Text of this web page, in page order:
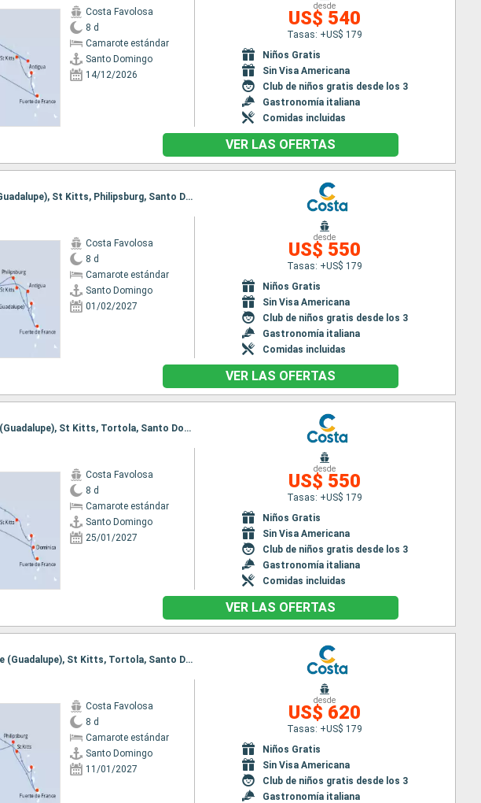
Costa Favolosa
8 d
Camarote estándar
Santo Domingo
14/12/2026
desde
US$ 540
Tasas: +US$ 179
Niños Gratis
Sin Visa Americana
Club de niños gratis desde los 3
Gastronomía italiana
Comidas incluidas
VER LAS OFERTAS
Itinerario : Santo Domingo, Antigua, Fort-de-France, Pointe a pitre (Guadalupe), St Kitts, Philipsburg, Santo Domingo
Costa Favolosa
8 d
Camarote estándar
Santo Domingo
01/02/2027
desde
US$ 550
Tasas: +US$ 179
Niños Gratis
Sin Visa Americana
Club de niños gratis desde los 3
Gastronomía italiana
Comidas incluidas
VER LAS OFERTAS
Itinerario : Santo Domingo, Dominica, Fort-de-France, Pointe a pitre (Guadalupe), St Kitts, Tortola, Santo Domingo
Costa Favolosa
8 d
Camarote estándar
Santo Domingo
25/01/2027
desde
US$ 550
Tasas: +US$ 179
Niños Gratis
Sin Visa Americana
Club de niños gratis desde los 3
Gastronomía italiana
Comidas incluidas
VER LAS OFERTAS
Itinerario : Santo Domingo, Philipsburg, Fort-de-France, Pointe a pitre (Guadalupe), St Kitts, Tortola, Santo Domingo
Costa Favolosa
8 d
Camarote estándar
Santo Domingo
11/01/2027
desde
US$ 620
Tasas: +US$ 179
Niños Gratis
Sin Visa Americana
Club de niños gratis desde los 3
Gastronomía italiana